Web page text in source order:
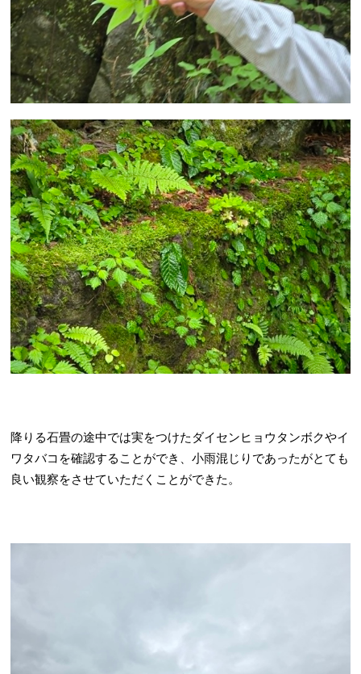
降りる石畳の途中では実をつけたダイセンヒョウタンボクやイ
ワタバコを確認することができ、小雨混じりであったがとても
良い観察をさせていただくことができた。